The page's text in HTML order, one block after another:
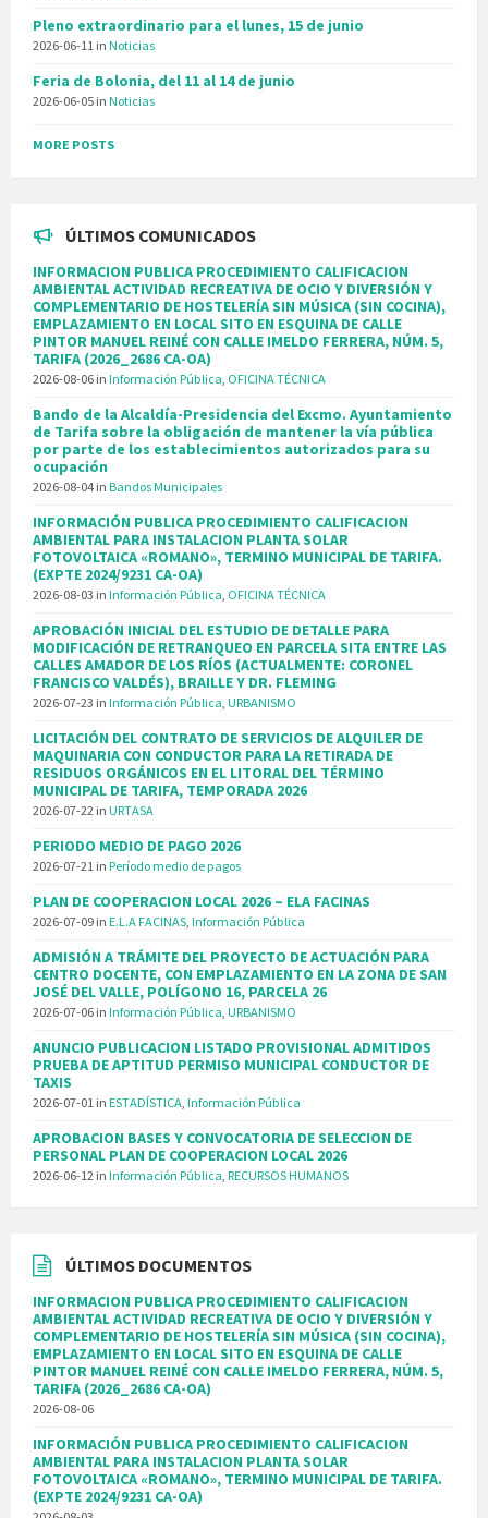
Pleno extraordinario para el lunes, 15 de junio
2026-06-11 in Noticias
Feria de Bolonia, del 11 al 14 de junio
2026-06-05 in Noticias
MORE POSTS
ÚLTIMOS COMUNICADOS
INFORMACION PUBLICA PROCEDIMIENTO CALIFICACION
AMBIENTAL ACTIVIDAD RECREATIVA DE OCIO Y DIVERSIÓN Y
COMPLEMENTARIO DE HOSTELERÍA SIN MÚSICA (SIN COCINA),
EMPLAZAMIENTO EN LOCAL SITO EN ESQUINA DE CALLE
PINTOR MANUEL REINÉ CON CALLE IMELDO FERRERA, NÚM. 5,
TARIFA (2026_2686 CA-OA)
2026-08-06 in Información Pública, OFICINA TÉCNICA
Bando de la Alcaldía-Presidencia del Excmo. Ayuntamiento
de Tarifa sobre la obligación de mantener la vía pública
por parte de los establecimientos autorizados para su
ocupación
2026-08-04 in Bandos Municipales
INFORMACIÓN PUBLICA PROCEDIMIENTO CALIFICACION
AMBIENTAL PARA INSTALACION PLANTA SOLAR
FOTOVOLTAICA «ROMANO», TERMINO MUNICIPAL DE TARIFA.
(EXPTE 2024/9231 CA-OA)
2026-08-03 in Información Pública, OFICINA TÉCNICA
APROBACIÓN INICIAL DEL ESTUDIO DE DETALLE PARA
MODIFICACIÓN DE RETRANQUEO EN PARCELA SITA ENTRE LAS
CALLES AMADOR DE LOS RÍOS (ACTUALMENTE: CORONEL
FRANCISCO VALDÉS), BRAILLE Y DR. FLEMING
2026-07-23 in Información Pública, URBANISMO
LICITACIÓN DEL CONTRATO DE SERVICIOS DE ALQUILER DE
MAQUINARIA CON CONDUCTOR PARA LA RETIRADA DE
RESIDUOS ORGÁNICOS EN EL LITORAL DEL TÉRMINO
MUNICIPAL DE TARIFA, TEMPORADA 2026
2026-07-22 in URTASA
PERIODO MEDIO DE PAGO 2026
2026-07-21 in Período medio de pagos
PLAN DE COOPERACION LOCAL 2026 – ELA FACINAS
2026-07-09 in E.L.A FACINAS, Información Pública
ADMISIÓN A TRÁMITE DEL PROYECTO DE ACTUACIÓN PARA
CENTRO DOCENTE, CON EMPLAZAMIENTO EN LA ZONA DE SAN
JOSÉ DEL VALLE, POLÍGONO 16, PARCELA 26
2026-07-06 in Información Pública, URBANISMO
ANUNCIO PUBLICACION LISTADO PROVISIONAL ADMITIDOS
PRUEBA DE APTITUD PERMISO MUNICIPAL CONDUCTOR DE
TAXIS
2026-07-01 in ESTADÍSTICA, Información Pública
APROBACION BASES Y CONVOCATORIA DE SELECCION DE
PERSONAL PLAN DE COOPERACION LOCAL 2026
2026-06-12 in Información Pública, RECURSOS HUMANOS
ÚLTIMOS DOCUMENTOS
INFORMACION PUBLICA PROCEDIMIENTO CALIFICACION
AMBIENTAL ACTIVIDAD RECREATIVA DE OCIO Y DIVERSIÓN Y
COMPLEMENTARIO DE HOSTELERÍA SIN MÚSICA (SIN COCINA),
EMPLAZAMIENTO EN LOCAL SITO EN ESQUINA DE CALLE
PINTOR MANUEL REINÉ CON CALLE IMELDO FERRERA, NÚM. 5,
TARIFA (2026_2686 CA-OA)
2026-08-06
INFORMACIÓN PUBLICA PROCEDIMIENTO CALIFICACION
AMBIENTAL PARA INSTALACION PLANTA SOLAR
FOTOVOLTAICA «ROMANO», TERMINO MUNICIPAL DE TARIFA.
(EXPTE 2024/9231 CA-OA)